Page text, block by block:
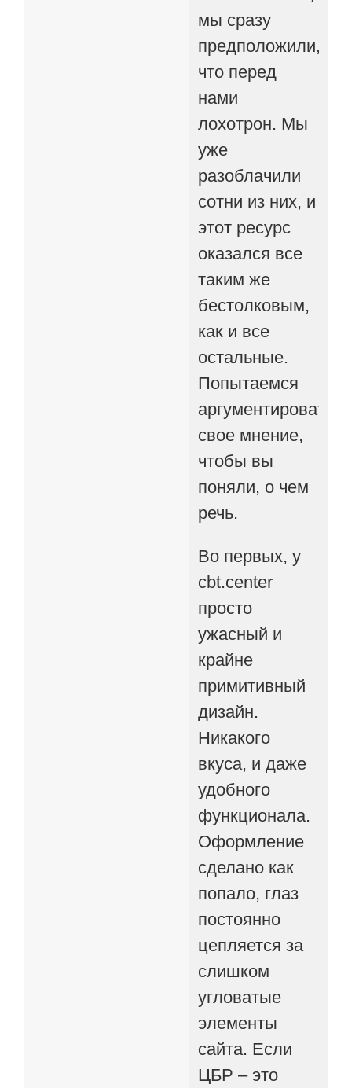
мы сразу
предположили,
что перед
нами
лохотрон. Мы
уже
разоблачили
сотни из них, и
этот ресурс
оказался все
таким же
бестолковым,
как и все
остальные.
Попытаемся
аргументировать
свое мнение,
чтобы вы
поняли, о чем
речь.
Во первых, у
cbt.center
просто
ужасный и
крайне
примитивный
дизайн.
Никакого
вкуса, и даже
удобного
функционала.
Оформление
сделано как
попало, глаз
постоянно
цепляется за
слишком
угловатые
элементы
сайта. Если
ЦБР – это